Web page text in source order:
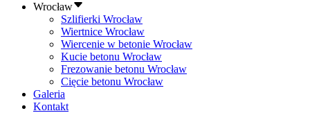
Wrocław
Szlifierki Wrocław
Wiertnice Wrocław
Wiercenie w betonie Wrocław
Kucie betonu Wrocław
Frezowanie betonu Wrocław
Cięcie betonu Wrocław
Galeria
Kontakt